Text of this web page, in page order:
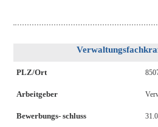
PLZ/Ort
Arbeitgeber
Bewerbungs- schluss